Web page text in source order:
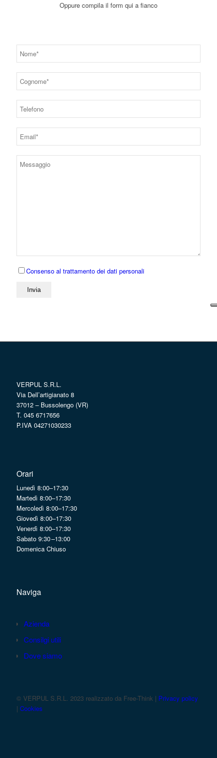
Oppure compila il form qui a fianco
Consenso al trattamento dei dati personali
VERPUL S.R.L.
Via Dell’artigianato 8
37012 – Bussolengo (VR)
T. 045 6717656
P.IVA 04271030233
Orari
Lunedì 8:00–17:30
Martedì 8:00–17:30
Mercoledì 8:00–17:30
Giovedì 8:00–17:30
Venerdì 8:00–17:30
Sabato 9:30 –13:00
Domenica Chiuso
Naviga
Azienda
Consilgi utili
Dove siamo
© VERPUL S.R.L. 2023 realizzato da Free-Think | Privacy policy
| Cookies